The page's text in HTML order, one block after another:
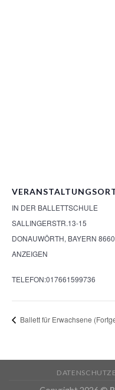
IN DER BALLETTSCHULE
SALLINGERSTR.13-15
DONAUWÖRTH, BAYERN
ANZEIGEN
TELEFON:017661599736
Ballett für Erwachsene